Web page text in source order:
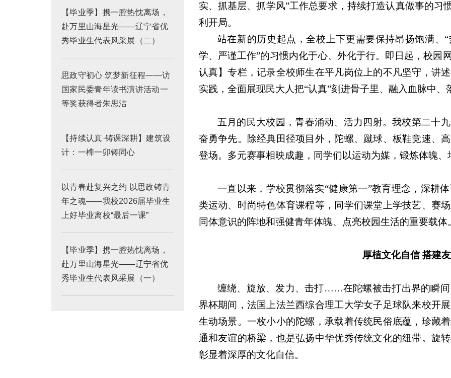
【毕业季】携一腔热忱离场，
赴万里山海星光——辽宁省优
秀毕业生代表风采展（二）
思政守初心 筑梦新征程​​——访
国家民委青年读书演讲活动一
等奖获得者朱思洁
【持续认真·铸课深耕】建筑设
计：一榫一卯铸同心
以青春赴复兴之约 以思政铸青
年之魂——我校2026届毕业生
上好毕业离校“最后一课”
【毕业季】携一腔热忱离场，
赴万里山海星光——辽宁省优
秀毕业生代表风采展（一）
实、抓基层、抓学风”工作总要求，持续打造认真做事的习
利开局。
站在新的历史起点，全校上下更需要保持昂扬饱满、
学、严谨工作”的习惯内化于心、外化于行。即日起，校园
认真】专栏，记录全校师生在平凡岗位上的不凡坚守，讲
实践，全面展现民大人把“认真”刻进骨子里、融入血脉中、
五月的民大校园，青春涌动、活力四射。我校第二十
奋勇争先。除经典田径项目外，陀螺、蹴球、板鞋竞速、
登场。多元赛事相映成趣，同学们以运动为媒，锻炼体魄
一直以来，学校贯彻落实“健康第一”教育理念，深耕
类运动、时尚特色体育课程等，同学们课堂上学技艺、赛
同体意识的阵地和强健青年体魄、点亮校园生活的重要载体
厚植文化自信 搭建
缠绕、旋放、发力、击打……在陀螺被击打出界的瞬
界杯期间，法国上法兰西综合理工大学女子足球队来校开
生动场景。一枚小小的陀螺，承载着传统民俗底蕴，珍藏
通和友谊的桥梁，也是弘扬中华优秀传统文化的纽带。旋
彰显着深厚的文化自信。